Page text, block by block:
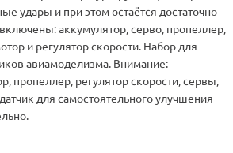
удары и при этом остаётся достаточно
аккумулятор, серво, пропеллер,
и регулятор скорости. Набор для
авиамоделизма. Внимание:
пропеллер, регулятор скорости, сервы,
для самостоятельного улучшения